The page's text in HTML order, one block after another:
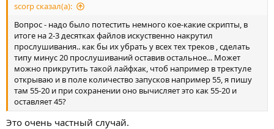
scorp сказал(а):
Вопрос - надо было потестить немного кое-какие скрипты, в
итоге на 2-3 десятках файлов искуственно накрутил
прослушивания.. как бы их убрать у всех тех треков , сделать
типу минус 20 прослушиваний оставив остальное... Может
можно прикрутить такой лайфхак, чтоб например в тректуле
открываю и в поле количество запусков например 55, я пишу
там 55-20 и при сохранении оно вычисляет это как 55-20 и
оставляет 45?
Это очень частный случай.